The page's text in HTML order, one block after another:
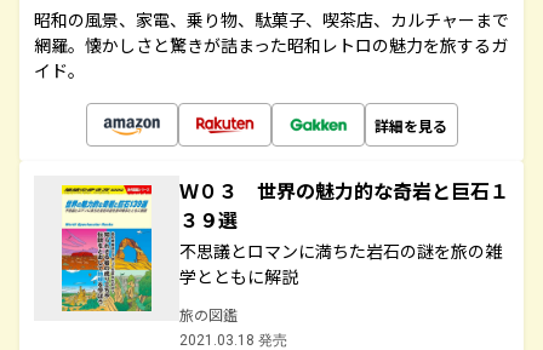
昭和の風景、家電、乗り物、駄菓子、喫茶店、カルチャーまで
網羅。懐かしさと驚きが詰まった昭和レトロの魅力を旅するガ
イド。
詳細を見る
Ｗ０３ 世界の魅力的な奇岩と巨石１
３９選
不思議とロマンに満ちた岩石の謎を旅の雑
学とともに解説
旅の図鑑
2021.03.18 発売